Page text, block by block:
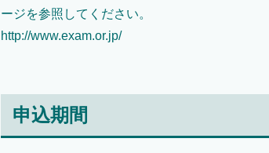
ージを参照してください。
http://www.exam.or.jp/
申込期間